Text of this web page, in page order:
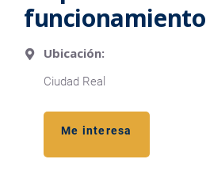
funcionamiento
Ubicación:
Ciudad Real
Me interesa